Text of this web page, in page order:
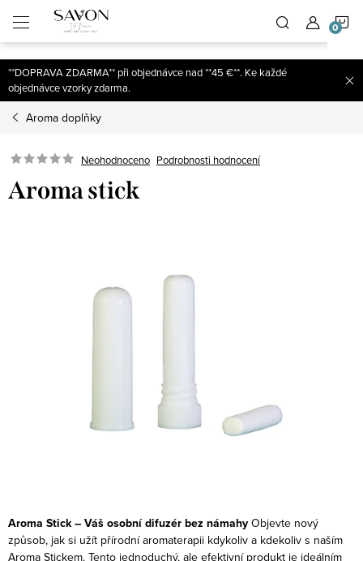
Přejít
na
obsah
**DOPRAVA ZDARMA** při objednávce nad **45 €**. Ke každé
objednávce vzorky zdarma.
Aroma doplňky
Neohodnoceno Podrobnosti hodnocení
Aroma stick
Aroma Stick – Váš osobní difuzér bez námahy Objevte nový
způsob, jak si užít přírodní aromaterapii kdykoliv a kdekoliv s naším
Aroma Stickem. Tento jednoduchý, ale efektivní produkt je ideálním